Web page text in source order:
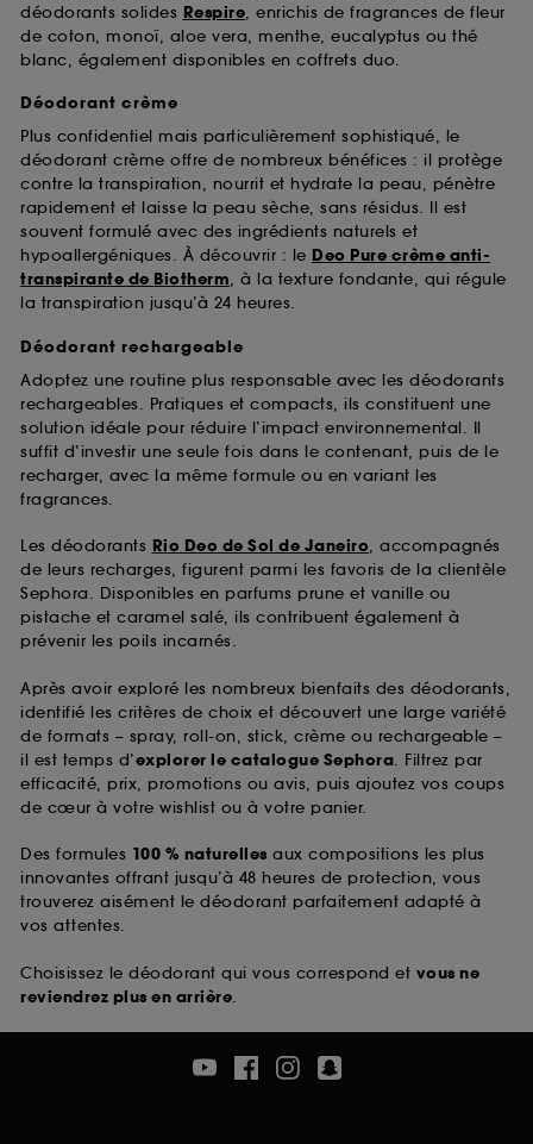
déodorants solides Respire, enrichis de fragrances de fleur
de coton, monoï, aloe vera, menthe, eucalyptus ou thé
blanc, également disponibles en coffrets duo.
Déodorant crème
Plus confidentiel mais particulièrement sophistiqué, le
déodorant crème offre de nombreux bénéfices : il protège
contre la transpiration, nourrit et hydrate la peau, pénètre
rapidement et laisse la peau sèche, sans résidus. Il est
souvent formulé avec des ingrédients naturels et
hypoallergéniques. À découvrir : le Deo Pure crème anti-
transpirante de Biotherm, à la texture fondante, qui régule
la transpiration jusqu’à 24 heures.
Déodorant rechargeable
Adoptez une routine plus responsable avec les déodorants
rechargeables. Pratiques et compacts, ils constituent une
solution idéale pour réduire l’impact environnemental. Il
suffit d’investir une seule fois dans le contenant, puis de le
recharger, avec la même formule ou en variant les
fragrances.
Les déodorants Rio Deo de Sol de Janeiro, accompagnés
de leurs recharges, figurent parmi les favoris de la clientèle
Sephora. Disponibles en parfums prune et vanille ou
pistache et caramel salé, ils contribuent également à
prévenir les poils incarnés.
Après avoir exploré les nombreux bienfaits des déodorants,
identifié les critères de choix et découvert une large variété
de formats – spray, roll-on, stick, crème ou rechargeable –
il est temps d’explorer le catalogue Sephora. Filtrez par
efficacité, prix, promotions ou avis, puis ajoutez vos coups
de cœur à votre wishlist ou à votre panier.
Des formules 100 % naturelles aux compositions les plus
innovantes offrant jusqu’à 48 heures de protection, vous
trouverez aisément le déodorant parfaitement adapté à
vos attentes.
Choisissez le déodorant qui vous correspond et vous ne
reviendrez plus en arrière.